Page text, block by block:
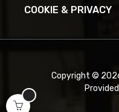
COOKIE & PRIVACY
Copyright ©